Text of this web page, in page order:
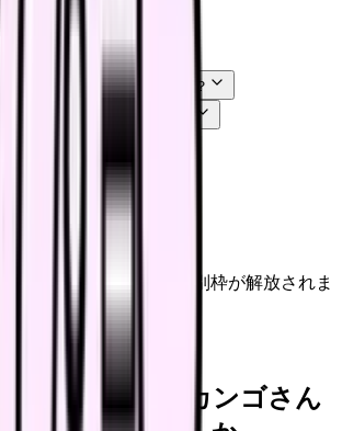
何を確認できますか？
点のものですか？
何から確認すればよいですか？
合はどうすればよいですか？
と解放
（未開放）
と、転職サポートの特別枠が解放されま
苦しいなら、カンゴさん